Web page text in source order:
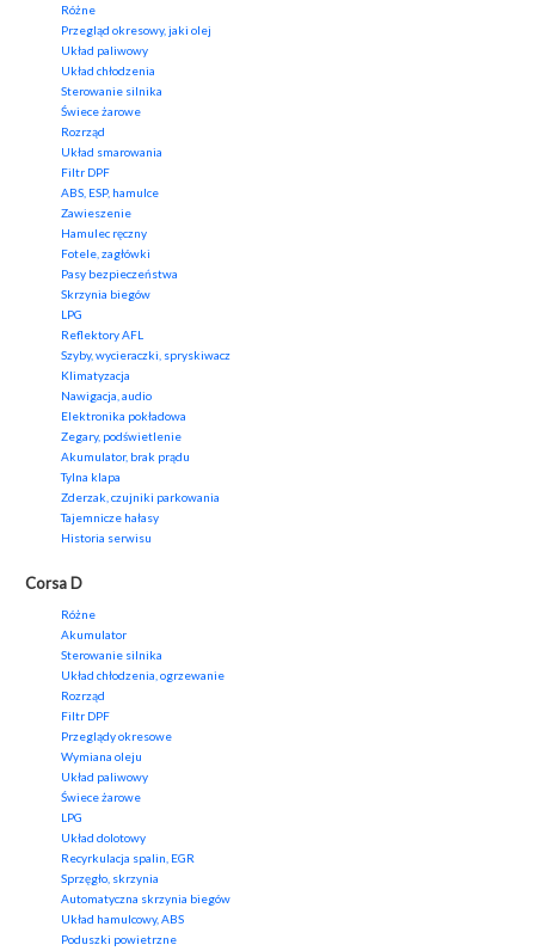
Różne
Przegląd okresowy, jaki olej
Układ paliwowy
Układ chłodzenia
Sterowanie silnika
Świece żarowe
Rozrząd
Układ smarowania
Filtr DPF
ABS, ESP, hamulce
Zawieszenie
Hamulec ręczny
Fotele, zagłówki
Pasy bezpieczeństwa
Skrzynia biegów
LPG
Reflektory AFL
Szyby, wycieraczki, spryskiwacz
Klimatyzacja
Nawigacja, audio
Elektronika pokładowa
Zegary, podświetlenie
Akumulator, brak prądu
Tylna klapa
Zderzak, czujniki parkowania
Tajemnicze hałasy
Historia serwisu
Corsa D
Różne
Akumulator
Sterowanie silnika
Układ chłodzenia, ogrzewanie
Rozrząd
Filtr DPF
Przeglądy okresowe
Wymiana oleju
Układ paliwowy
Świece żarowe
LPG
Układ dolotowy
Recyrkulacja spalin, EGR
Sprzęgło, skrzynia
Automatyczna skrzynia biegów
Układ hamulcowy, ABS
Poduszki powietrzne